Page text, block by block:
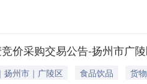
价采购交易公告-扬州市广
扬州市｜广陵区 食品饮品
货物